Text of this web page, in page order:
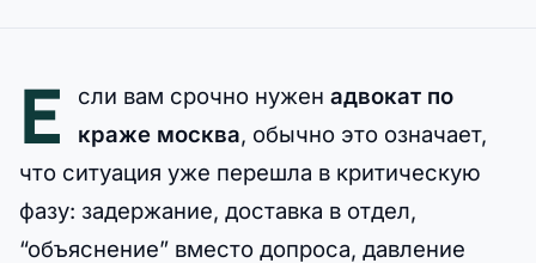
Е сли вам срочно нужен адвокат по
краже москва, обычно это означает,
что ситуация уже перешла в критическую
фазу: задержание, доставка в отдел,
“объяснение” вместо допроса, давление